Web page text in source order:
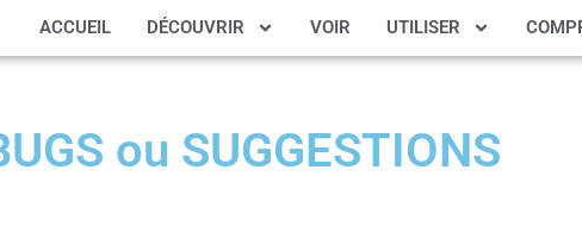
ACCUEIL DÉCOUVRIR VOIR UTILISER
ou SUGGESTIONS